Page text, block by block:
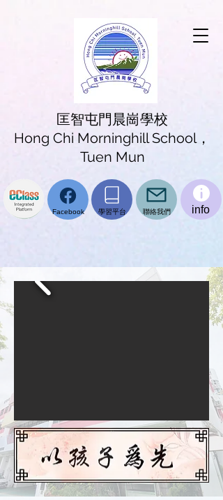
匡智屯門晨崗學校
Hong Chi Morninghill School，
Tuen Mun
Facebook 學習平台 聯絡我們 info